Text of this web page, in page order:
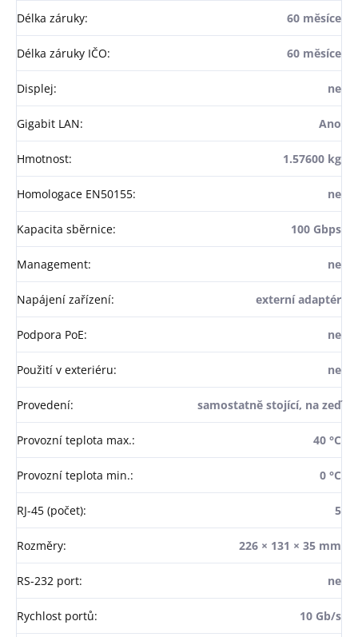
Délka záruky: 60 měsíce
Délka záruky IČO: 60 měsíce
Displej: ne
Gigabit LAN: Ano
Hmotnost: 1.57600 kg
Homologace EN50155: ne
Kapacita sběrnice: 100 Gbps
Management: ne
Napájení zařízení: externí adaptér
Podpora PoE: ne
Použití v exteriéru: ne
Provedení: samostatně stojící, na zeď
Provozní teplota max.: 40 °C
Provozní teplota min.: 0 °C
RJ-45 (počet): 5
Rozměry: 226 × 131 × 35 mm
RS-232 port: ne
Rychlost portů: 10 Gb/s